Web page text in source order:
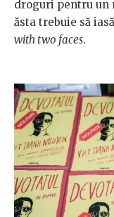
droguri pentru un
ăsta trebuie să
with two faces.